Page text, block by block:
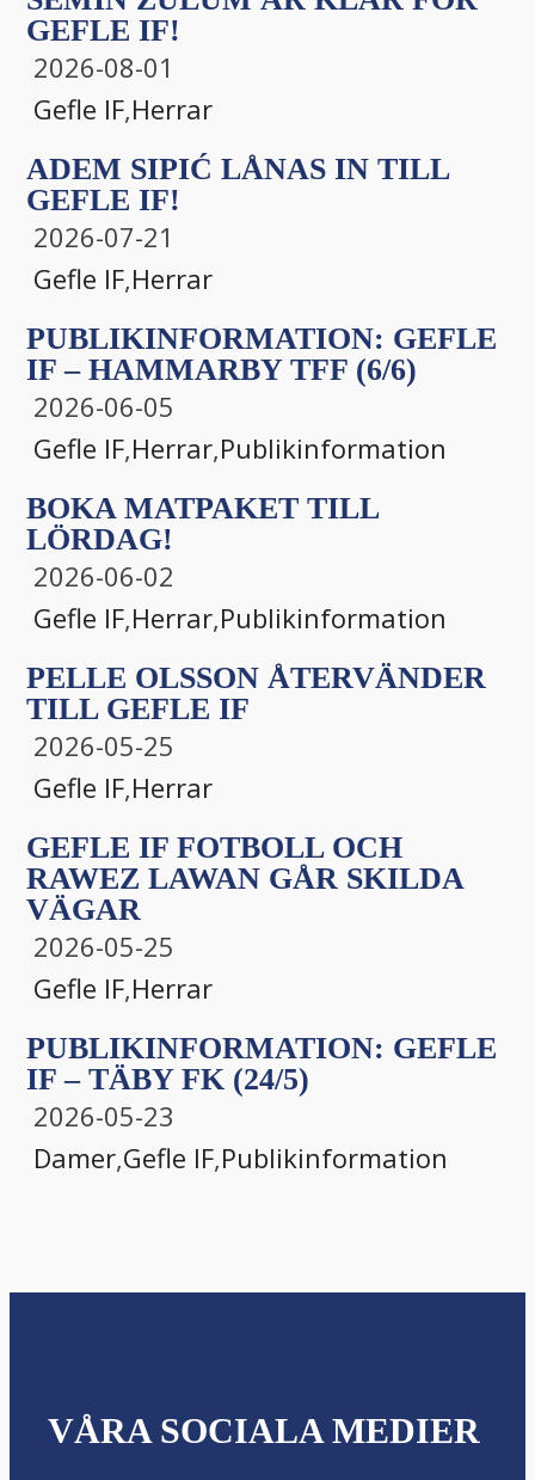
GEFLE IF!
2026-08-01
Gefle IF,Herrar
ADEM SIPIĆ LÅNAS IN TILL
GEFLE IF!
2026-07-21
Gefle IF,Herrar
PUBLIKINFORMATION: GEFLE
IF – HAMMARBY TFF (6/6)
2026-06-05
Gefle IF,Herrar,Publikinformation
BOKA MATPAKET TILL
LÖRDAG!
2026-06-02
Gefle IF,Herrar,Publikinformation
PELLE OLSSON ÅTERVÄNDER
TILL GEFLE IF
2026-05-25
Gefle IF,Herrar
GEFLE IF FOTBOLL OCH
RAWEZ LAWAN GÅR SKILDA
VÄGAR
2026-05-25
Gefle IF,Herrar
PUBLIKINFORMATION: GEFLE
IF – TÄBY FK (24/5)
2026-05-23
Damer,Gefle IF,Publikinformation
VÅRA SOCIALA MEDIER